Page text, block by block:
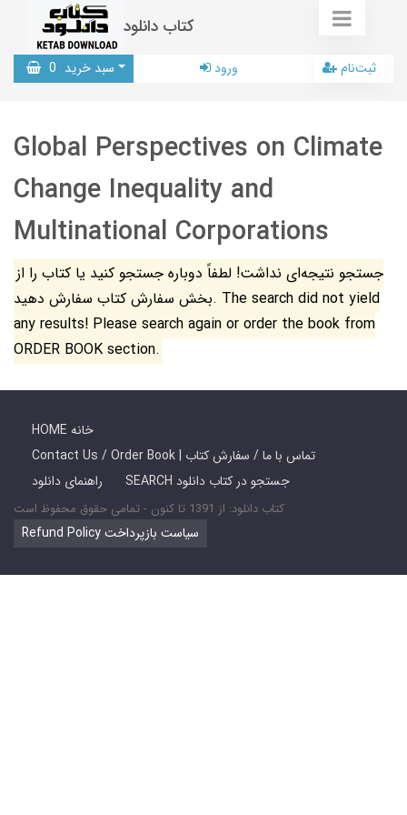
کتاب دانلود
سبد خرید 0 ورود ثبت‌نام
Global Perspectives on Climate
Change Inequality and
Multinational Corporations
جستجو نتیجه‌ای نداشت! لطفاً دوباره جستجو کنید یا کتاب را از
بخش سفارش کتاب سفارش دهید. The search did not yield
any results! Please search again or order the book from
ORDER BOOK section.
HOME خانه
Contact Us / Order Book | تماس با ما / سفارش کتاب
راهنمای دانلود
SEARCH جستجو در کتاب دانلود
کتاب دانلود: از 1391 تا کنون - تمامی حقوق محفوظ است
Refund Policy سیاست بازپرداخت